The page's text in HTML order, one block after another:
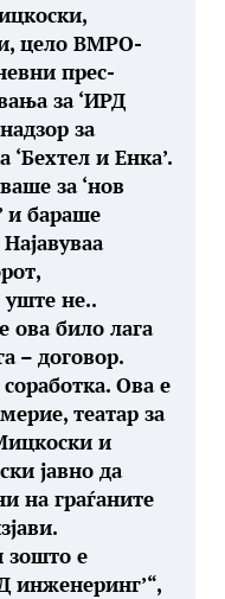
цело ВМРО-
прес-
за ‘ИРД
за
‘Бехтел и Енка’.
за ‘нов
и бараше
не..
ова било лага
– договор.
Ова е
театар за
и
јавно да
на граѓаните
зошто е
инженеринг’“,